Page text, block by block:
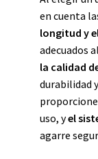
en cuenta
longitud y
adecuados
la calidad
durabilidad
uso, yel
agarre